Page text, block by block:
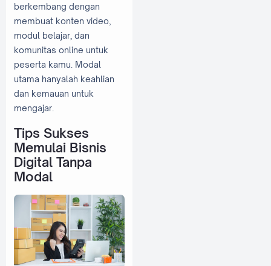
berkembang dengan
membuat konten video,
modul belajar, dan
komunitas online untuk
peserta kamu. Modal
utama hanyalah keahlian
dan kemauan untuk
mengajar.
Tips Sukses
Memulai Bisnis
Digital Tanpa
Modal